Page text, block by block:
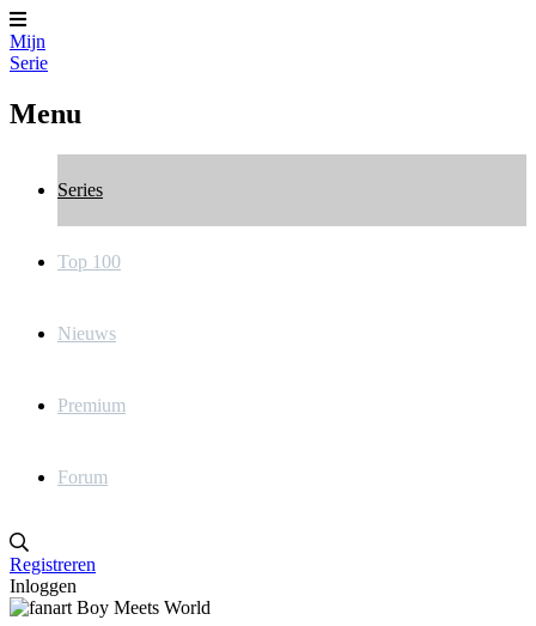
Mijn
Serie
Menu
Series
Top 100
Nieuws
Premium
Forum
Registreren
Inloggen